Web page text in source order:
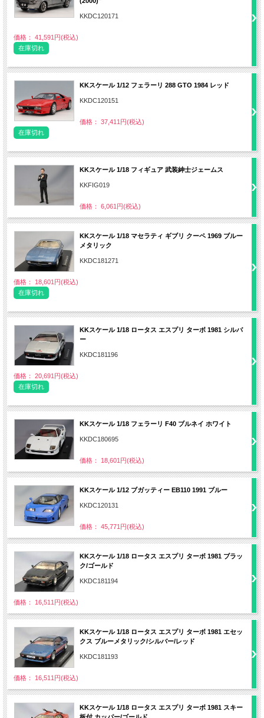
KKDC120171
価格： 41,591円(税込)
在庫切れ
KKスケール 1/12 フェラーリ 288 GTO 1984 レッド
KKDC120151
価格： 37,411円(税込)
在庫切れ
KKスケール 1/18 フィギュア 武装紳士ジェームス
KKFIG019
価格： 6,061円(税込)
KKスケール 1/18 マセラティ ギブリ クーペ 1969 ブルー
メタリック
KKDC181271
価格： 18,601円(税込)
在庫切れ
KKスケール 1/18 ロータス エスプリ ターボ 1981 シルバ
ー
KKDC181196
価格： 20,691円(税込)
在庫切れ
KKスケール 1/18 フェラーリ F40 ブルネイ ホワイト
KKDC180695
価格： 18,601円(税込)
KKスケール 1/12 ブガッティー EB110 1991 ブルー
KKDC120131
価格： 45,771円(税込)
KKスケール 1/18 ロータス エスプリ ターボ 1981 ブラッ
ク/ゴールド
KKDC181194
価格： 16,511円(税込)
KKスケール 1/18 ロータス エスプリ ターボ 1981 エセッ
クス ブルーメタリック/シルバー/レッド
KKDC181193
価格： 16,511円(税込)
KKスケール 1/18 ロータス エスプリ ターボ 1981 スキー